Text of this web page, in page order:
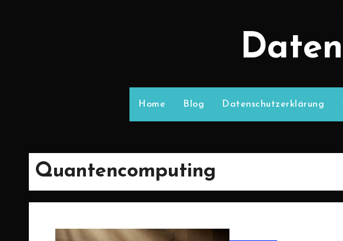
Home Blog Datenschutzerklärung
Quantencomputing